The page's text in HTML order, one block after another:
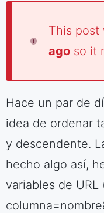
This post
ago so it
Hace un par de
idea de ordenar
y descendente.
hecho algo así,
variables de